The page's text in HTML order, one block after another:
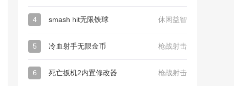
4 smash hit无限铁球 休闲益智
5 冷血射手无限金币 枪战射击
6 死亡扳机2内置修改器 枪战射击